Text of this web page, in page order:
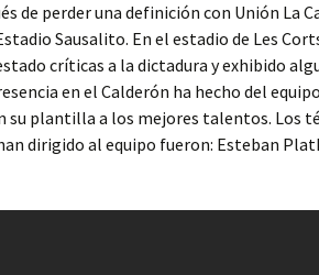
de perder una definición con Unión La
Sausalito. En el estadio de Les
críticas a la dictadura y exhibido
en el Calderón ha hecho del
su plantilla a los mejores talentos. Los
dirigido al equipo fueron: Esteban